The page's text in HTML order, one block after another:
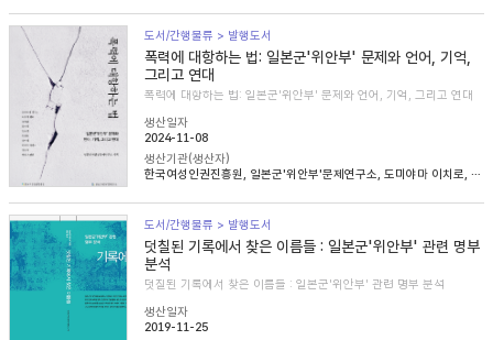
도서/간행물류 > 발행도서
폭력에 대항하는 법: 일본군'위안부' 문제와 언어, 기억,
그리고 연대
폭력에 대항하는 법: 일본군'위안부' 문제와 언어, 기억, 그리고 연대
생산일자
2024-11-08
생산기관(생산자)
한국여성인권진흥원, 일본군'위안부'문제연구소, 도미야마 이치로, 니콜라 헨리, 송혜림, 문지희, 임우경, 임경화, 심아정, 마치다 타카시, 정용숙, 헬렌 스캔런
도서/간행물류 > 발행도서
덧칠된 기록에서 찾은 이름들 : 일본군'위안부' 관련 명부
분석
덧칠된 기록에서 찾은 이름들 : 일본군'위안부' 관련 명부 분석
생산일자
2019-11-25